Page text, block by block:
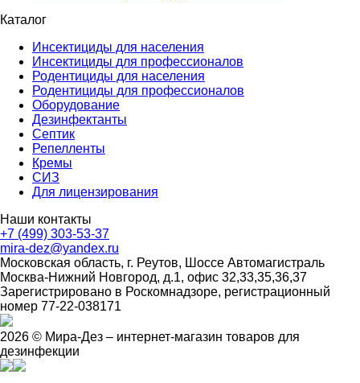
Каталог
Инсектициды для населения
Инсектициды для профессионалов
Родентициды для населения
Родентициды для профессионалов
Оборудование
Дезинфектанты
Септик
Репелленты
Кремы
СИЗ
Для лицензирования
Наши контакты
+7 (499) 303-53-37
mira-dez@yandex.ru
Московская область, г. Реутов, Шоссе Автомагистраль
Москва-Нижний Новгород, д.1, офис 32,33,35,36,37
Зарегистрировано в Роскомнадзоре, регистрационный
номер 77-22-038171
2026 © Мира-Дез – интернет-магазин товаров для
дезинфекции